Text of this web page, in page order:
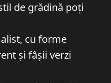
de grădină poți
cu forme
și fâșii verzi